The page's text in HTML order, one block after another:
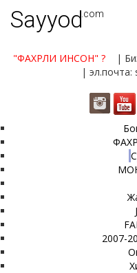
Sayyod.com
"ФАХРЛИ ИНСОН" ?
|
| эл.почта:
2007-